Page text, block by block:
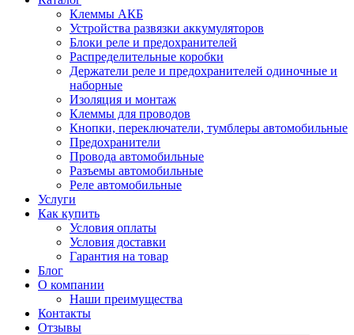
Клеммы АКБ
Устройства развязки аккумуляторов
Блоки реле и предохранителей
Распределительные коробки
Держатели реле и предохранителей одиночные и
наборные
Изоляция и монтаж
Клеммы для проводов
Кнопки, переключатели, тумблеры автомобильные
Предохранители
Провода автомобильные
Разъемы автомобильные
Реле автомобильные
Услуги
Как купить
Условия оплаты
Условия доставки
Гарантия на товар
Блог
О компании
Наши преимущества
Контакты
Отзывы